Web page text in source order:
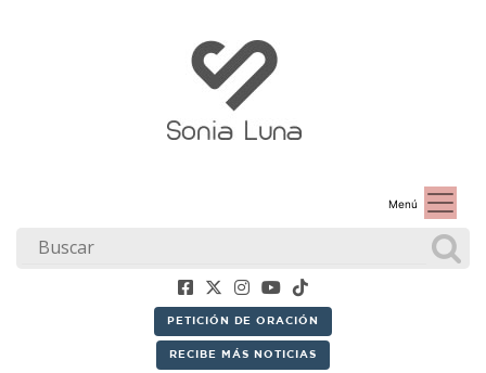
Menú
PETICIÓN DE ORACIÓN
RECIBE MÁS NOTICIAS